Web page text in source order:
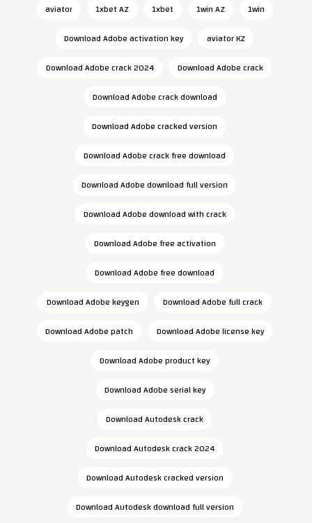
1win
1win AZ
1xbet
1xbet AZ
aviator
aviator KZ
Download Adobe activation key
Download Adobe crack
Download Adobe crack 2024
Download Adobe crack download
Download Adobe cracked version
Download Adobe crack free download
Download Adobe download full version
Download Adobe download with crack
Download Adobe free activation
Download Adobe free download
Download Adobe full crack
Download Adobe keygen
Download Adobe license key
Download Adobe patch
Download Adobe product key
Download Adobe serial key
Download Autodesk crack
Download Autodesk crack 2024
Download Autodesk cracked version
Download Autodesk download full version